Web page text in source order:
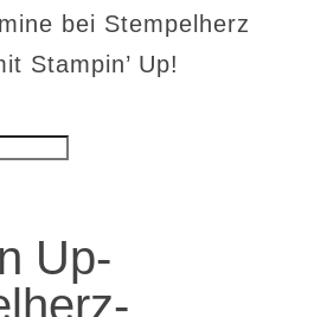
bei Stempelherz
Stampin’ Up!
Up-